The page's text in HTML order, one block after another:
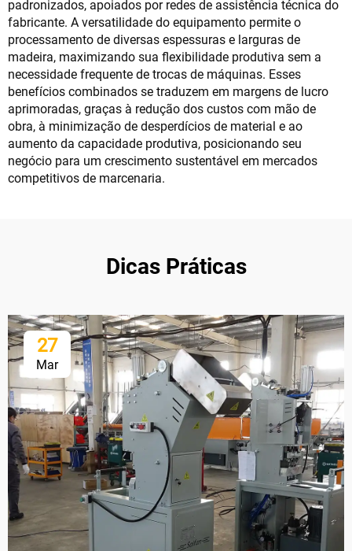
padronizados, apoiados por redes de assistência técnica do
fabricante. A versatilidade do equipamento permite o
processamento de diversas espessuras e larguras de
madeira, maximizando sua flexibilidade produtiva sem a
necessidade frequente de trocas de máquinas. Esses
benefícios combinados se traduzem em margens de lucro
aprimoradas, graças à redução dos custos com mão de
obra, à minimização de desperdícios de material e ao
aumento da capacidade produtiva, posicionando seu
negócio para um crescimento sustentável em mercados
competitivos de marcenaria.
Dicas Práticas
27
Mar